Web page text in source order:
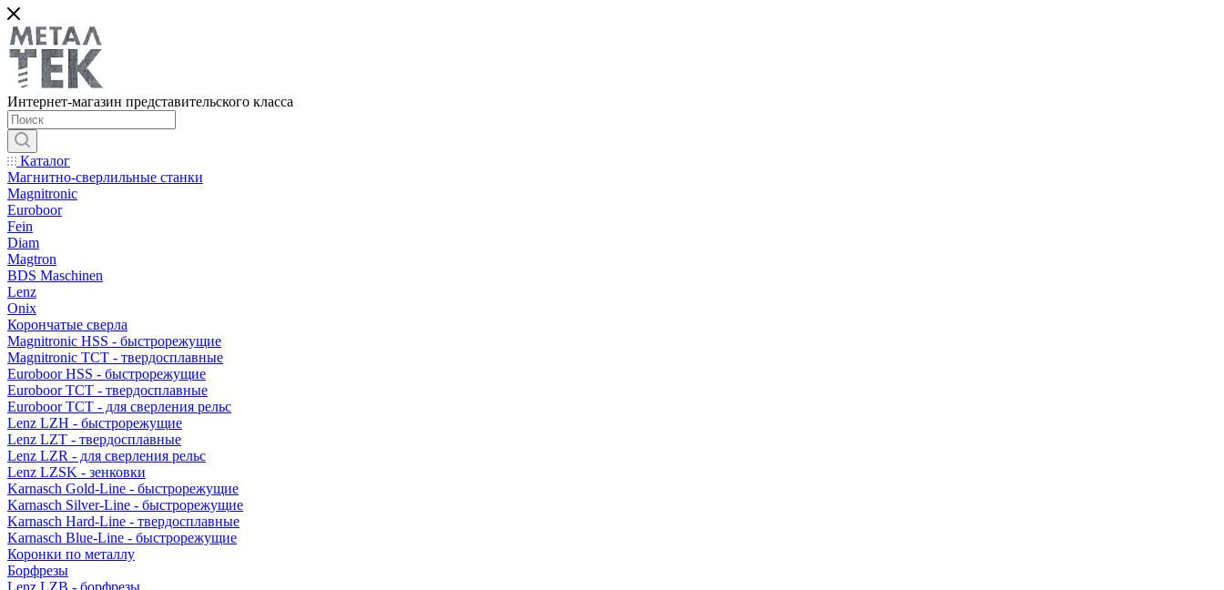
Интернет-магазин представительского класса
Каталог
Магнитно-сверлильные станки
Magnitronic
Euroboor
Fein
Diam
Magtron
BDS Maschinen
Lenz
Onix
Корончатые сверла
Magnitronic HSS - быстрорежущие
Magnitronic TCT - твердосплавные
Euroboor HSS - быстрорежущие
Euroboor TCT - твердосплавные
Euroboor TCT - для сверления рельс
Lenz LZH - быстрорежущие
Lenz LZT - твердосплавные
Lenz LZR - для сверления рельс
Lenz LZSK - зенковки
Karnasch Gold-Line - быстрорежущие
Karnasch Silver-Line - быстрорежущие
Karnasch Hard-Line - твердосплавные
Karnasch Blue-Line - быстрорежущие
Коронки по металлу
Борфрезы
Lenz LZB - борфрезы